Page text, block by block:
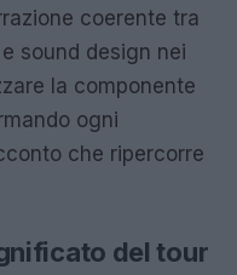
coerente tra
sound design nei
la componente
ogni
che ripercorre
del tour